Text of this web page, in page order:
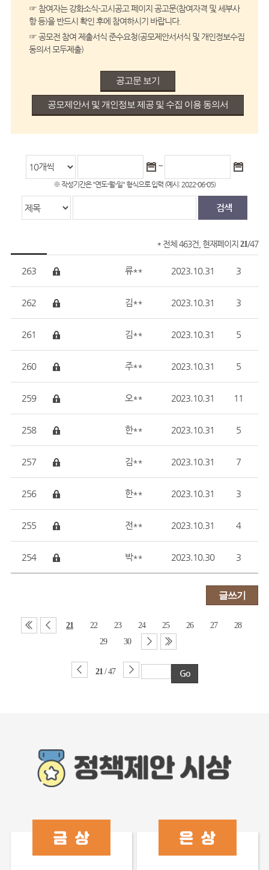
☞ 참여자는 강화소식-고시공고 페이지 공고문(참여자격 및 세부사
항 등)을 반드시 확인 후에 참여하시기 바랍니다.
☞ 공모전 참여 제출서식 준수요청(공모제안서서식 및 개인정보수집
동의서 모두제출)
공고문 보기
공모제안서 및 개인정보 제공 및 수집 이용 동의서
~
※ 작성기간은 "연도-월-일" 형식으로 입력 (예시: 2022-06-05)
* 전체 463건, 현재페이지21/47
263 강화군 인구정책 아이디어 공모전(기타분야)
류** 2023.10.31 3
262 교육환경 김** 2023.10.31 3
261 교육환경 김** 2023.10.31 5
260 장기체류형 프로그램주** 2023.10.31 5
259 강화군 인구정책 아이디어 공모전(배우고 익히자! 귀농학교
오** 2023.10.31 11
258 강화군 인구 정책 아이디어 공모전(기타 인구활력 증진을 위
한** 2023.10.31 5
257 강화군의 청년 인구 유입을 위한 정책 아이디어
김** 2023.10.31 7
256 2023 강화군 인구정책 아이디어 공모
한** 2023.10.31 3
255 인구정책 아이디어 공모전
전** 2023.10.31 4
254 아름다운 강화에 모두가 함께 살았으면 합니다.
박** 2023.10.30 3
글쓰기
21 22 23 24 25 26 27
28
29
30
21 / 47